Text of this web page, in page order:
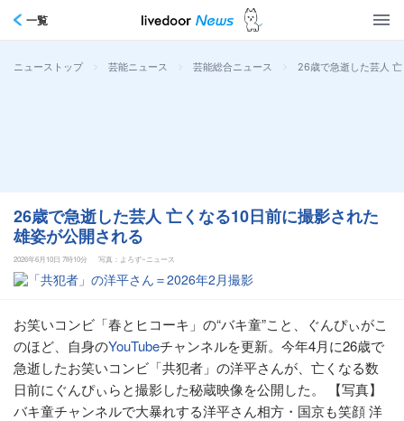
一覧
ニューストップ > 芸能ニュース > 芸能総合ニュース > 26歳で急逝した芸人
26歳で急逝した芸人 亡くなる10日前に撮影された
雄姿が公開される
2026年6月10日 7時10分 写真：よろず~ニュース
お笑いコンビ「春とヒコーキ」の“バキ童”こと、ぐんぴぃがこ
のほど、自身のYouTubeチャンネルを更新。今年4月に26歳で
急逝したお笑いコンビ「共犯者」の洋平さんが、亡くなる数
日前にぐんぴぃらと撮影した秘蔵映像を公開した。 【写真】
バキ童チャンネルで大暴れする洋平さん相方・国京も笑顔 洋